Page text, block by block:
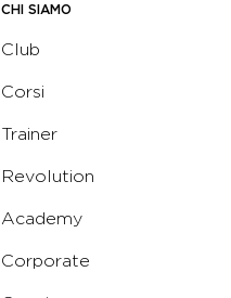
CHI SIAMO
Club
Corsi
Trainer
Revolution
Academy
Corporate